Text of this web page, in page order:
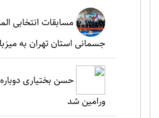
مسابقات انتخابی
جسمانی استان تهران به
حسن بختیاری
ورامین شد